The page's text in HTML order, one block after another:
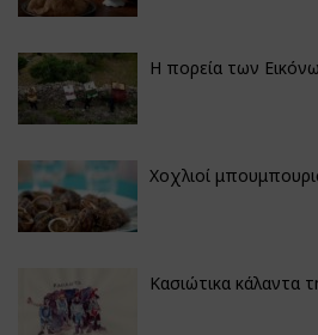
Η πορεία των
Χοχλιοί
Κασιώτικα κάλαντα